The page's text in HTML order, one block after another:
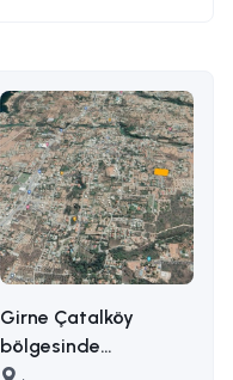
Girne Çatalköy
bölgesinde
manzaralı satılık
,